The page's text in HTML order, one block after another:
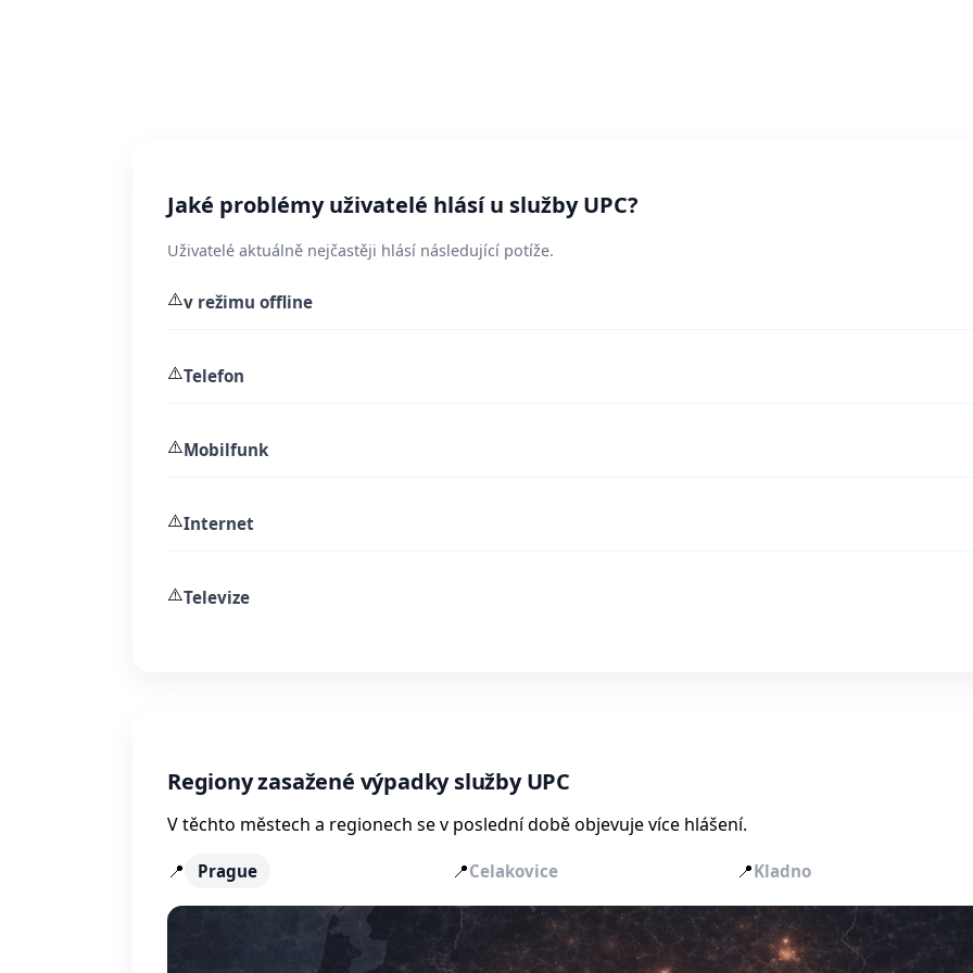
Jaké problémy uživatelé hlásí u služby UPC?
Uživatelé aktuálně nejčastěji hlásí následující potíže.
⚠️v režimu offline
⚠️Telefon
⚠️Mobilfunk
⚠️Internet
⚠️Televize
Regiony zasažené výpadky služby UPC
V těchto městech a regionech se v poslední době objevuje více hlášení.
📍
Prague 📍Celakovice 📍Kladno